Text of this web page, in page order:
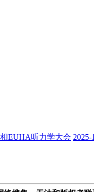
EUHA听力学大会 2025-